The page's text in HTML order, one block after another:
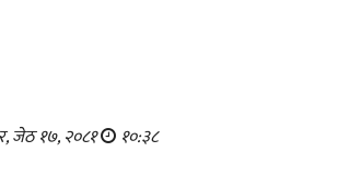
जेठ १७, २०८१ १०:३८